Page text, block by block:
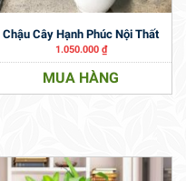
Chậu Cây Hạnh Phúc Nội Thất
1.050.000 ₫
MUA HÀNG